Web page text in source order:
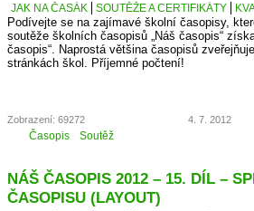
JAK NA ČASÁK SOUTĚŽE A CERTIFIKÁTY
Podívejte se na zajímavé školní časopisy,
soutěže školních časopisů „Náš časopis“
časopis“. Naprostá většina časopisů
stránkách škol. Příjemné počtení!
Zobrazení: 69272 4. 7. 2012
Časopis Soutěž
NÁŠ ČASOPIS 2012 – 15. DÍL –
ČASOPISU (LAYOUT)